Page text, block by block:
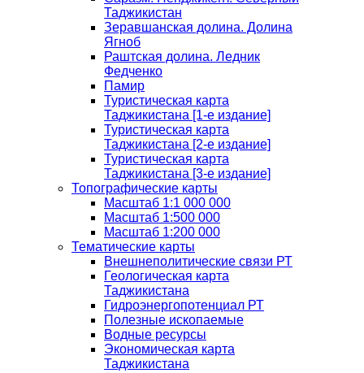
Таджикистан
Зеравшанская долина. Долина
Ягноб
Раштская долина. Ледник
Федченко
Памир
Туристическая карта
Таджикистана [1-е издание]
Туристическая карта
Таджикистана [2-е издание]
Туристическая карта
Таджикистана [3-е издание]
Топографические карты
Масштаб 1:1 000 000
Масштаб 1:500 000
Масштаб 1:200 000
Тематические карты
Внешнеполитические связи РТ
Геологическая карта
Таджикистана
Гидроэнергопотенциал РТ
Полезные ископаемые
Водные ресурсы
Экономическая карта
Таджикистана